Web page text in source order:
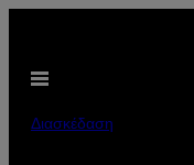
περιεχόμενο
Ανοίξτε
Διασκέδαση